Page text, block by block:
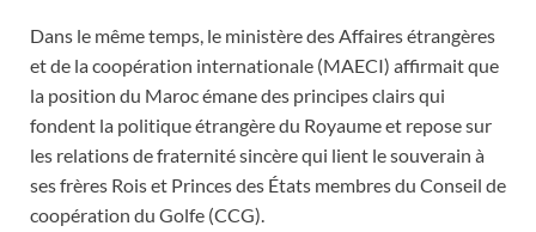
Dans le même temps, le ministère des Affaires étrangères
et de la coopération internationale (MAECI) affirmait que
la position du Maroc émane des principes clairs qui
fondent la politique étrangère du Royaume et repose sur
les relations de fraternité sincère qui lient le souverain à
ses frères Rois et Princes des États membres du Conseil de
coopération du Golfe (CCG).